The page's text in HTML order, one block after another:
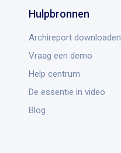
Hulpbronnen
Archireport downloaden
Vraag een demo
Help centrum
De essentie in video
Blog